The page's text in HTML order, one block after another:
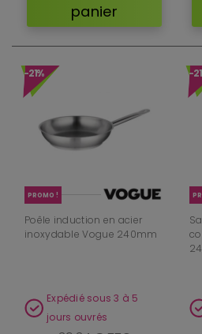
panier
-21%
PROMO !
Poêle induction en acier
inoxydable Vogue 240mm
Expédié sous 3 à 5
jours ouvrés
-